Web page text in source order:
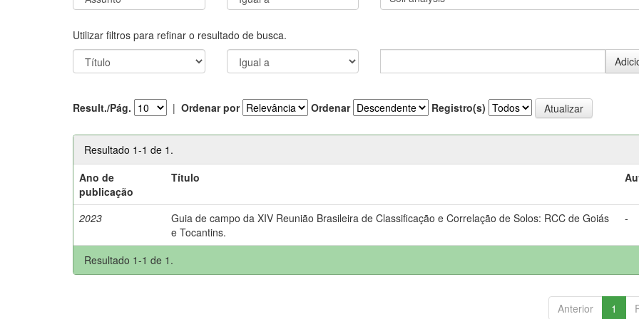
Utilizar filtros para refinar o resultado de busca.
Result./Pág. | Ordenar por Ordenar Registro(s)
Resultado 1-1 de 1.
Ano de
publicação
Título
2023
Guia de campo da XIV Reunião Brasileira de Classificação e Correlação de Solos: RCC de Goiás
e Tocantins.
-
Resultado 1-1 de 1.
Anterior 1